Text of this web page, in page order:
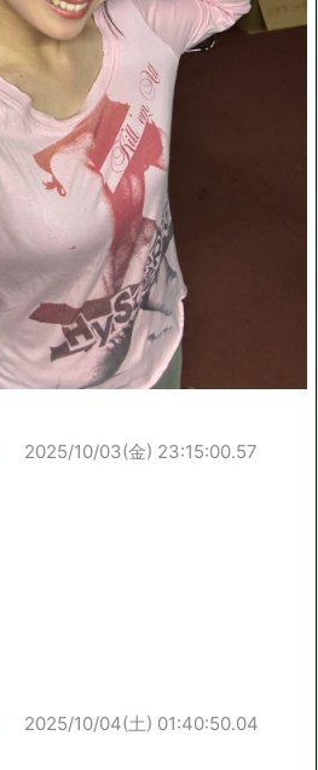
2025/10/03(金) 23:15:00.57
2025/10/04(土) 01:40:50.04